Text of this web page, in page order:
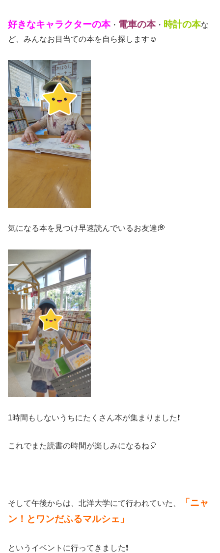
好きなキャラクターの本・ 電車の本 ・ 時計の本な
ど、みんなお目当ての本を自ら探します☺️
気になる本を見つけ早速読んでいるお友達💭
1時間もしないうちにたくさん本が集まりました❗
これでまた読書の時間が楽しみになるね🎈
そして午後からは、北洋大学にて行われていた、
「ニャ
ン！とワンだふるマルシェ」
というイベントに行ってきました❗